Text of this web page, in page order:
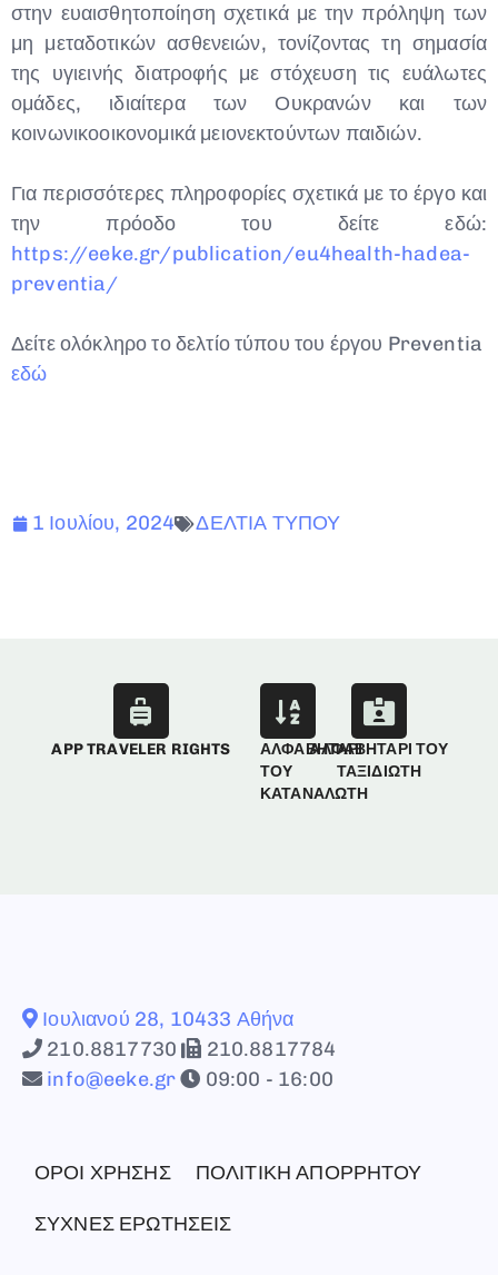
στην ευαισθητοποίηση σχετικά με την πρόληψη των
μη μεταδοτικών ασθενειών, τονίζοντας τη σημασία
της υγιεινής διατροφής με στόχευση τις ευάλωτες
ομάδες, ιδιαίτερα των Ουκρανών και των
κοινωνικοοικονομικά μειονεκτούντων παιδιών.
Για περισσότερες πληροφορίες σχετικά με το έργο και
την πρόοδο του δείτε εδώ:
https://eeke.gr/publication/eu4health-hadea-
preventia/
Δείτε ολόκληρο το δελτίο τύπου του έργου Preventia
εδώ
1 Ιουλίου, 2024 ΔΕΛΤΙΑ ΤΥΠΟΥ
APP TRAVELER RIGHTS
ΑΛΦΑΒΗΤΑΡΙ
ΤΟΥ
ΚΑΤΑΝΑΛΩΤΗ
ΑΛΦΑΒΗΤΑΡΙ ΤΟΥ
ΤΑΞΙΔΙΩΤΗ
Ιουλιανού 28, 10433 Αθήνα
210.8817730
210.8817784
info@eeke.gr
09:00 - 16:00
ΟΡΟΙ ΧΡΗΣΗΣ ΠΟΛΙΤΙΚΗ ΑΠΟΡΡΗΤΟΥ
ΣΥΧΝΕΣ ΕΡΩΤΗΣΕΙΣ